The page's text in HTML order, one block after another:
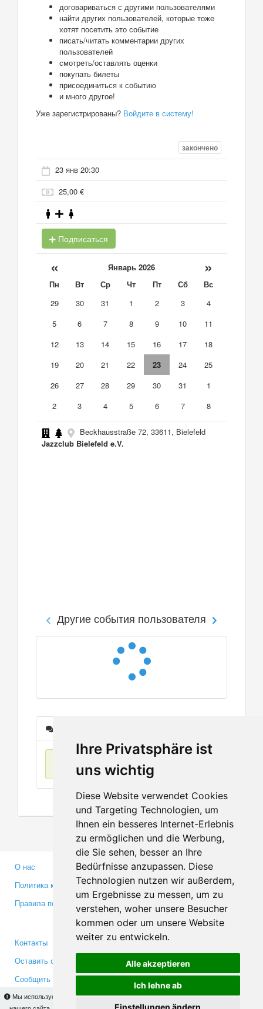
Ihre Privatsphäre ist
uns wichtig
Diese Website verwendet Cookies
und Targeting Technologien, um
Ihnen ein besseres Internet-Erlebnis
zu ermöglichen und die Werbung,
die Sie sehen, besser an Ihre
Bedürfnisse anzupassen. Diese
Technologien nutzen wir außerdem,
um Ergebnisse zu messen, um zu
verstehen, woher unsere Besucher
kommen oder um unsere Website
weiter zu entwickeln.
Alle akzeptieren
Ich lehne ab
Мы используем cookies для того, чтобы Вы могли использовать весь функционал
договариваться с другими пользователями
найти других пользователей, которые тоже
хотят посетить это событие
писать/читать комментарии других
пользователей
смотреть/оставлять оценки
покупать билеты
присоединиться к событию
и много другое!
Уже зарегистрированы? Войдите в систему!
закончено
23 янв 20:30
25,00 €
Подписаться
« Январь 2026 »
Пн Вт Ср Чт Пт Сб
Вс
29
30 31 1 2 3
4
5
6 7 8 9 10
11
12
13 14 15 16 17
18
19
20 21 22 23 24
25
26
27 28 29 30 31
1
2
3 4 5 6 7 8
Beckhausstraße 72, 33611, Bielefeld
Jazzclub Bielefeld e.V.
Другие события пользователя
О нас
Политика конфиденциальности
Правила пользования
Партнерам
Инвесторам
Медиа
Контакты
Оставить отзыв
Сообщить об ошибке
Facebook
Twitter
YouTube
Google+